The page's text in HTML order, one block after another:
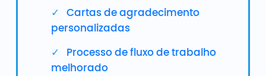
Cartas de agradecimento
personalizadas
Processo de fluxo de trabalho
melhorado